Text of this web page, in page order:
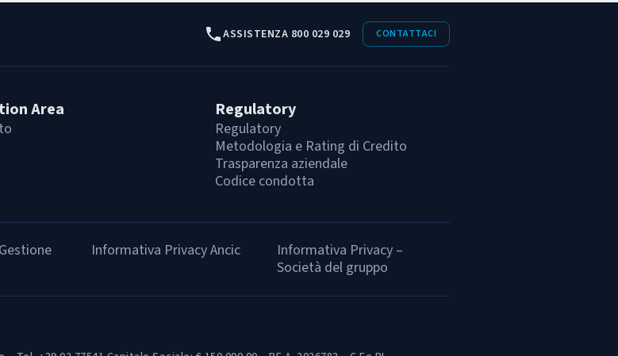
ASSISTENZA 800 029 029 CONTATTACI
Area Regulatory
Regulatory
Metodologia e Rating di Credito
Trasparenza aziendale
Codice condotta
Informativa Privacy Ancic
Informativa Privacy –
Società del gruppo